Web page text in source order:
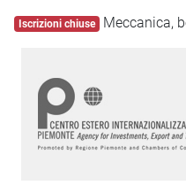
Iscrizioni chiuse Meccanica,